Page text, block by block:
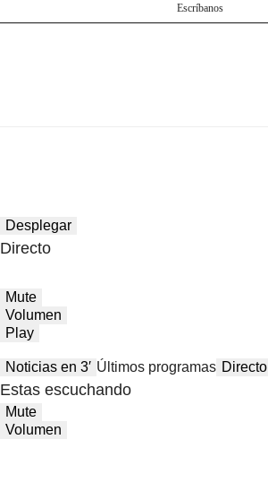
Escríbanos
Desplegar
Directo
Mute
Volumen
Play
Noticias en 3′ Últimos programas Directo
Estas escuchando
Mute
Volumen